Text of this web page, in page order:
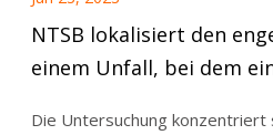
NTSB lokalisiert den
einem Unfall, bei dem
Die Untersuchung konzentriert